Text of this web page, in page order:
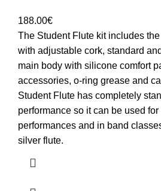
188.00€
The Student Flute kit includes
with adjustable cork, standard
main body with silicone comfort
accessories, o-ring grease and
Student Flute has completely
performance so it can be used
performances and in band
silver flute.